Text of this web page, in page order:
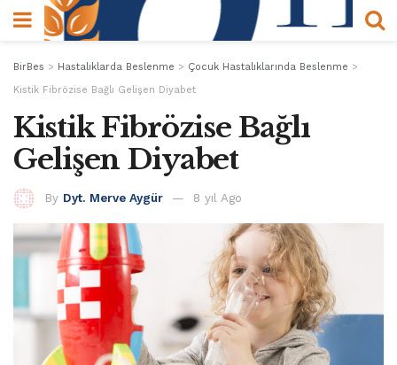
BirBes > Hastalıklarda Beslenme > Çocuk Hastalıklarında Beslenme >
Kistik Fibrözise Bağlı Gelişen Diyabet
Kistik Fibrözise Bağlı
Gelişen Diyabet
By Dyt. Merve Aygür 8 yıl Ago